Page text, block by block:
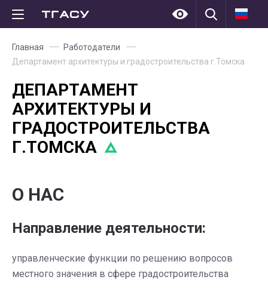
Главная
Работодатели
Департамент архитектуры и градостроительства г.Томска
ДЕПАРТАМЕНТ
АРХИТЕКТУРЫ И
ГРАДОСТРОИТЕЛЬСТВА
Г.ТОМСКА
О НАС
Направление деятельности:
управленческие функции по решению вопросов
местного значения в сфере градостроительства